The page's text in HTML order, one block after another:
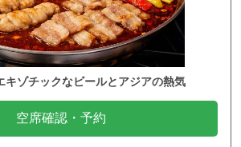
キゾチックなビールとアジアの熱気
空席確認・予約